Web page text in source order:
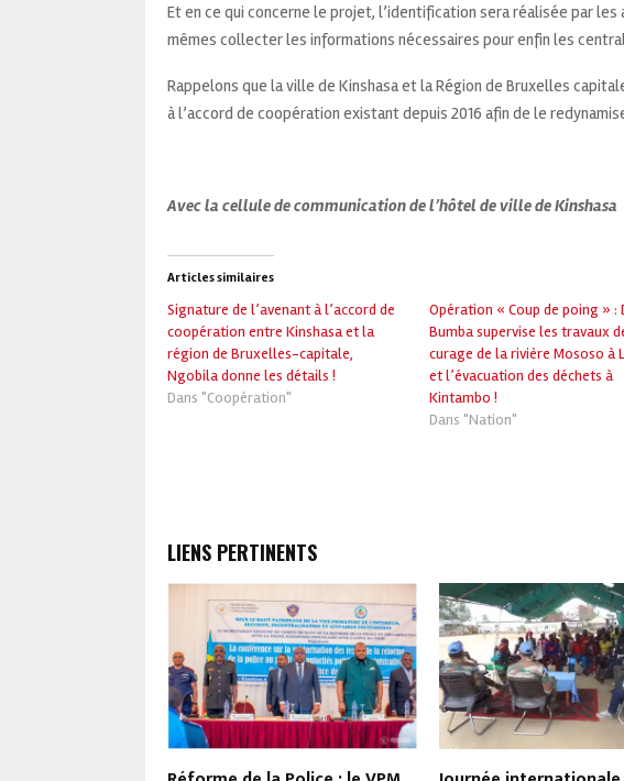
Et en ce qui concerne le projet, l’identification sera réalisée par
mêmes collecter les informations nécessaires pour enfin les
Rappelons que la ville de Kinshasa et la Région de Bruxelles
à l’accord de coopération existant depuis 2016 afin de le
Avec la cellule de communication de l’hôtel de ville de Kinshasa
Articles similaires
Signature de l’avenant à l’accord de
coopération entre Kinshasa et la
région de Bruxelles-capitale,
Ngobila donne les détails !
Dans "Coopération"
Opération « Coup de poing » :
Bumba supervise les travaux
curage de la rivière Mososo à
et l’évacuation des déchets à
Kintambo !
Dans "Nation"
LIENS PERTINENTS